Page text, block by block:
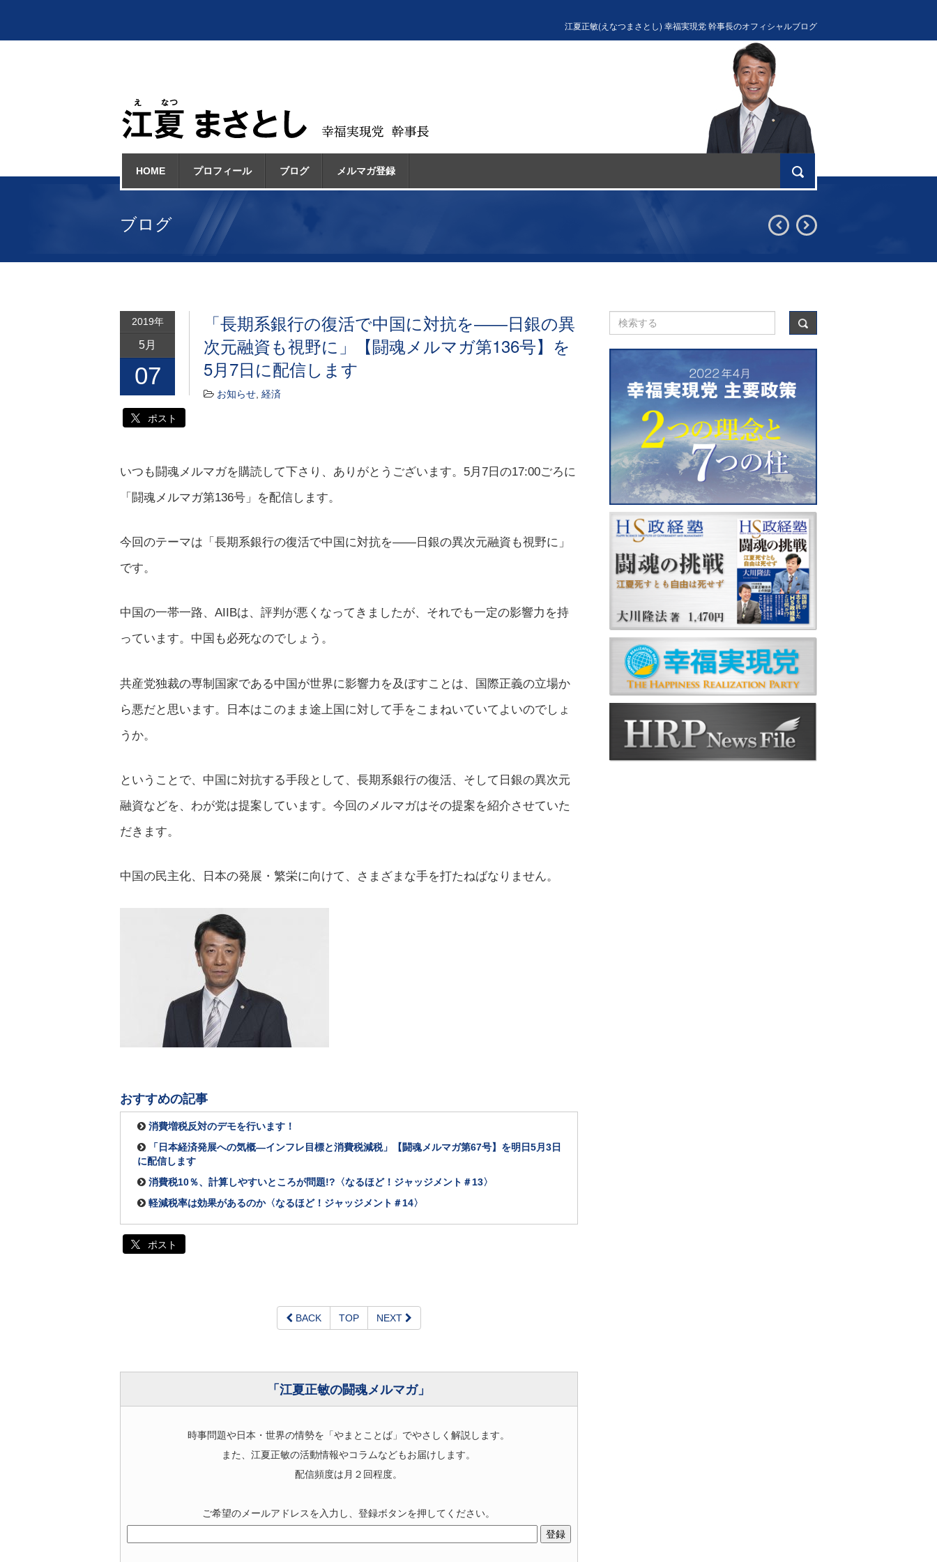
江夏正敏(えなつまさとし) 幸福実現党 幹事長のオフィシャルブログ
HOME プロフィール ブログ メルマガ登録
ブログ
2019年
5月
07
「長期系銀行の復活で中国に対抗を――日銀の異
次元融資も視野に」【闘魂メルマガ第136号】を
5月7日に配信します
お知らせ 経済
ポスト
いつも闘魂メルマガを購読して下さり、ありがとうございます。5月7日の17:00ごろに
「闘魂メルマガ第136号」を配信します。
今回のテーマは「長期系銀行の復活で中国に対抗を――日銀の異次元融資も視野に」
です。
中国の一帯一路、AIIBは、評判が悪くなってきましたが、それでも一定の影響力を持
っています。中国も必死なのでしょう。
共産党独裁の専制国家である中国が世界に影響力を及ぼすことは、国際正義の立場か
ら悪だと思います。日本はこのまま途上国に対して手をこまねいていてよいのでしょ
うか。
ということで、中国に対抗する手段として、長期系銀行の復活、そして日銀の異次元
融資などを、わが党は提案しています。今回のメルマガはその提案を紹介させていた
だきます。
中国の民主化、日本の発展・繁栄に向けて、さまざまな手を打たねばなりません。
おすすめの記事
消費増税反対のデモを行います！
「日本経済発展への気概―インフレ目標と消費税減税」【闘魂メルマガ第67号】を明日5月3日
に配信します
消費税10％、計算しやすいところが問題!?〈なるほど！ジャッジメント＃13〉
軽減税率は効果があるのか〈なるほど！ジャッジメント＃14〉
ポスト
BACK TOP NEXT
「江夏正敏の闘魂メルマガ」
時事問題や日本・世界の情勢を「やまとことば」でやさしく解説します。
また、江夏正敏の活動情報やコラムなどもお届けします。
配信頻度は月２回程度。
ご希望のメールアドレスを入力し、登録ボタンを押してください。